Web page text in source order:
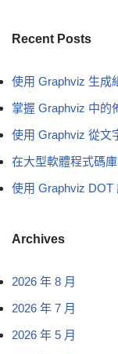
Recent Posts
使用 Graphviz 生成
掌握 Graphviz 中的
使用 Graphviz 從文
在大型軟體程式碼
使用 Graphviz DOT
Archives
2026 年 8 月
2026 年 7 月
2026 年 5 月